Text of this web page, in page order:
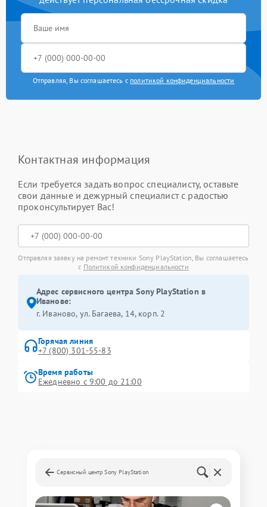
Отправляя, Вы соглашаетесь с политикой конфиденциальности
Контактная информация
Если требуется задать вопрос специалисту, оставьте
свои данные и дежурный специалист с радостью
проконсультирует Вас!
Отправляя заявку на ремонт техники Sony PlayStation, Вы соглашаетесь
с Политикой конфиденциальности
Адрес сервисного центра Sony PlayStation в
Иванове:
г. Иваново, ул. Багаева, 14, корп. 2
Горячая линия
+7 (800) 301-55-83
Время работы
Ежедневно с 9:00 до 21:00
Сервисный центр Sony PlayStation